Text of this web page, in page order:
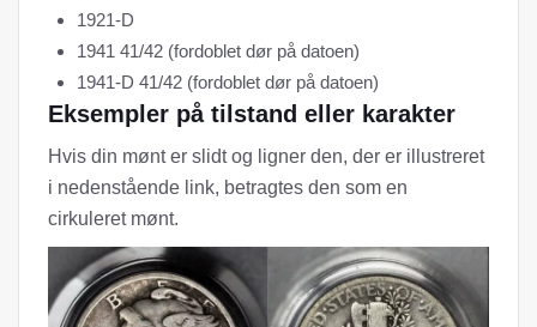
1921-D
1941 41/42 (fordoblet dør på datoen)
1941-D 41/42 (fordoblet dør på datoen)
Eksempler på tilstand eller karakter
Hvis din mønt er slidt og ligner den, der er illustreret
i nedenstående link, betragtes den som en
cirkuleret mønt.